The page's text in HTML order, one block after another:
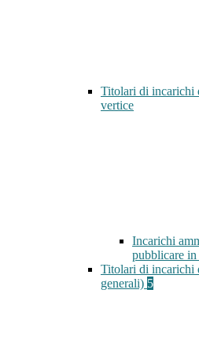
Titolari di incarichi
vertice
Incarichi
pubblicare in
Titolari di incarichi
generali) 5